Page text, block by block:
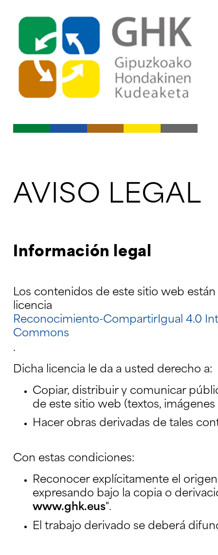
Ir a los contenidos
AVISO LEGAL
Información legal
Los contenidos de este sitio web
licencia
Reconocimiento-CompartirIgual 4.0
Commons
.
Dicha licencia le da a usted derecho a:
Copiar, distribuir y comunicar
de este sitio web (textos,
Hacer obras derivadas de tales
Con estas condiciones:
Reconocer explícitamente el
expresando bajo la copia o
www.ghk.eus".
El trabajo derivado se deberá